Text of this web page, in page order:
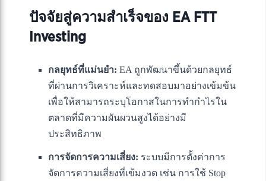
ปัจจัยสู่ความสำเร็จของ EA FTT
Investing
กลยุทธ์ที่แม่นยำ: EA ถูกพัฒนาขึ้นด้วยกลยุทธ์
ที่ผ่านการวิเคราะห์และทดสอบมาอย่างเข้มข้น
เพื่อให้สามารถระบุโอกาสในการทำกำไรใน
ตลาดที่มีความผันผวนสูงได้อย่างมี
ประสิทธิภาพ
การจัดการความเสี่ยง: ระบบมีการตั้งค่าการ
จัดการความเสี่ยงที่เข้มงวด เช่น การใช้ Stop